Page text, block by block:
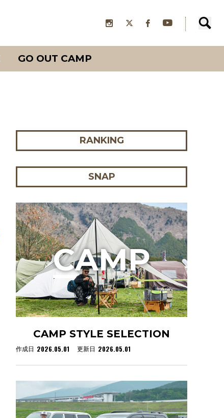
GO OUT CAMP
RANKING
SNAP
CAMP STYLE SELECTION
作成日 2026.05.01 更新日 2026.05.01
CAMP